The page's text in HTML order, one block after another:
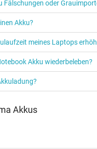
Fälschungen oder
Akku?
meines Laptops
Akku wiederbeleben?
Akkus